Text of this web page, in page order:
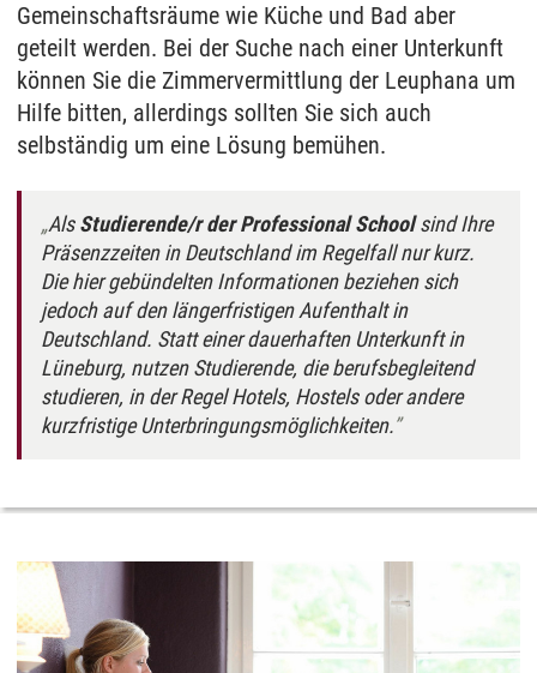
Gemeinschaftsräume wie Küche und Bad aber
geteilt werden. Bei der Suche nach einer Unterkunft
können Sie die Zimmervermittlung der Leuphana um
Hilfe bitten, allerdings sollten Sie sich auch
selbständig um eine Lösung bemühen.
AlsStudierende/r der Professional Schoolsind Ihre
Präsenzzeiten in Deutschland im Regelfall nur kurz.
Die hier gebündelten Informationen beziehen sich
jedoch auf den längerfristigen Aufenthalt in
Deutschland. Statt einer dauerhaften Unterkunft in
Lüneburg, nutzen Studierende, die berufsbegleitend
studieren, in der Regel Hotels, Hostels oder andere
kurzfristige Unterbringungsmöglichkeiten.